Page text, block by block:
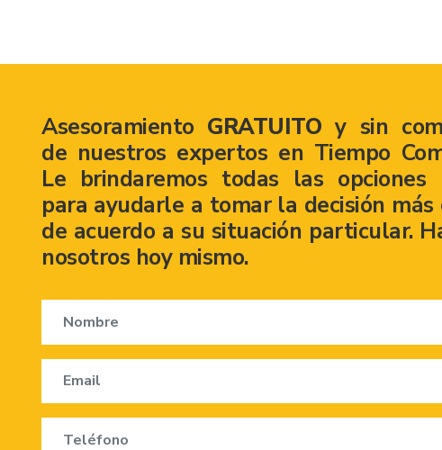
Asesoramiento GRATUITO y sin
de nuestros expertos en Tiempo
Le brindaremos todas las opciones
para ayudarle a tomar la decisión más
de acuerdo a su situación particular.
nosotros hoy mismo.